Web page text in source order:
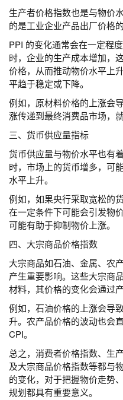
生产者价格指数也是与物价
的是工业企业产品出厂价格
PPI 的变化通常会在一定程
时，企业的生产成本增加，
价格，从而推动物价水平上
平趋于稳定或下降。
例如，原材料价格的上涨会
涨传递到最终消费品市场，
三、货币供应量指标
货币供应量与物价水平也有
时，市场上的货币增多，可
水平上升。
例如，如果央行采取宽松的
在一定条件下可能会引发物
可能有助于抑制物价上涨。
四、大宗商品价格指数
大宗商品如石油、金属、农
产生重要影响。这些大宗商
材料，其价格的变化会通过
例如，石油价格的上涨会导
升。农产品价格的波动也会
CPI。
总之，消费者价格指数、生
及大宗商品价格指数等都与
的变化，对于把握物价走势
规划都具有重要意义。